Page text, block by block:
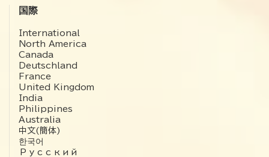
国際
International
North America
Canada
Deutschland
France
United Kingdom
India
Philippines
Australia
中文(簡体)
한국어
Русский